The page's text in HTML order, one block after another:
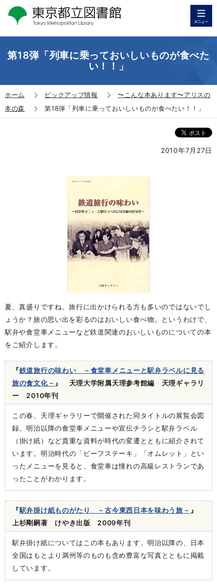
第18弾「列車に乗っておいしいものが食べた
い！！」
ホーム ピックアップ情報
〜こんな本あります〜アリスの
本の森
第18弾「列車に乗っておいしいものが食べたい！！」
2010年7月27日
夏、真盛りですね。旅行に出かけられる方も多いのではないでし
ょうか？旅の思い出を彩るのはおいしい食べ物。というわけで、
駅弁や食堂車メニューなど鉄道関連のおいしいものについての本
をご紹介します。
『鉄道旅行の味わい －食堂車メニューと駅弁ラベルに見る
旅の食文化－ 』 天理大学附属天理参考館編 天理ギャラリ
ー 2010年刊
この春、天理ギャラリーで開催された同タイトルの展覧会図
録。明治以降の食堂車メニューや宣伝チラシと駅弁ラベル
（掛け紙）など貴重な資料が時代の変遷とともに紹介されて
います。明治時代の「ビーフステーキ」「オムレット」とい
ったメニューを見ると、食堂車は憧れの高級レストランであ
ったことがわかります。
『駅弁掛け紙ものがたり －古今東西日本を味わう旅－ 』
上杉剛嗣著 けやき出版 2009年刊
駅弁掛け紙についてはこの本もあります。明治以降の、日本
全国はもとより満州等のものも含め豊富な写真とともに掲載
しています。